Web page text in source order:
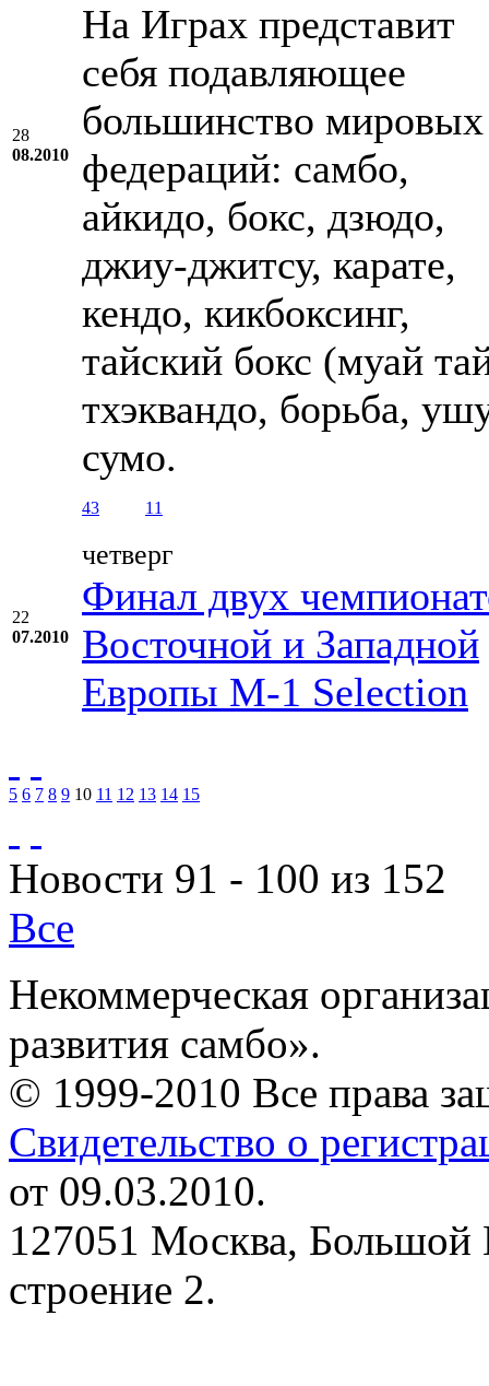
28
08.2010
На Играх представит
себя подавляющее
большинство мировых
федераций: самбо,
айкидо, бокс, дзюдо,
джиу-джитсу, карате,
кендо, кикбоксинг,
тайский бокс (муай
тхэквандо, борьба,
сумо.
43 11
22
07.2010
четверг
Финал двух
Восточной и Западной
Европы М-1 Selection
5 6 7 8 9 10 11 12 13 14 15
Новости 91 - 100 из 152
Все
Некоммерческая
развития самбо».
© 1999-2010 Все права
Свидетельство о
от 09.03.2010.
127051 Москва, Большой
строение 2.